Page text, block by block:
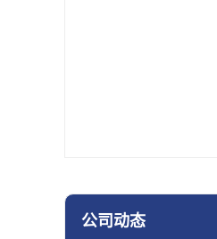
公司动态